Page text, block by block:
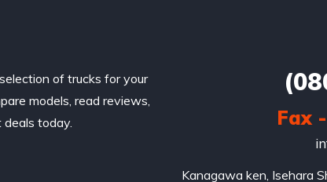
of trucks for your
models, read reviews,
today.
Fax
Kanagawa ken, Isehara